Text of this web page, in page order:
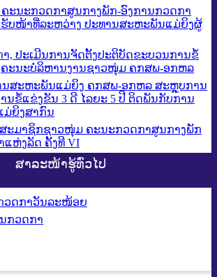
ະນະກວດກາສູນກາງພັກ-ອົງການກວດກາ
ບໜ້າທີ່ລະຫວ່າງ ປະທານສະຫະພັນແມ່ຍິງຜູ້
, ປະເມີນການຈັດຕັ້ງປະຕິບັດຂະບວນການຂໍ້
ຄະນະບໍລິຫານງານຊາວໜຸ່ມ ຄກສພ-ອກຫລ
ນສະຫະພັນແມ່ຍິງ ຄກສພ-ອກຫລ ສະຫຼຸບການ
ນຂໍ້ແຂ່ງຂັນ 3 ດີ ໄລຍະ 5 ປີ ຕິດພັນກັບການ
ມ່ຍິງສາກົນ
ະມາຊິກຊາວໜຸ່ມ ຄະນະກວດກາສູນກາງພັກ
ແຫ່ງລັດ ຄັ້ງທີ VI
ສາລະໜ້າຮູ້ທົ່ວໄປ
ວດກາວັນລະໜ້ອຍ
ກວດກາ